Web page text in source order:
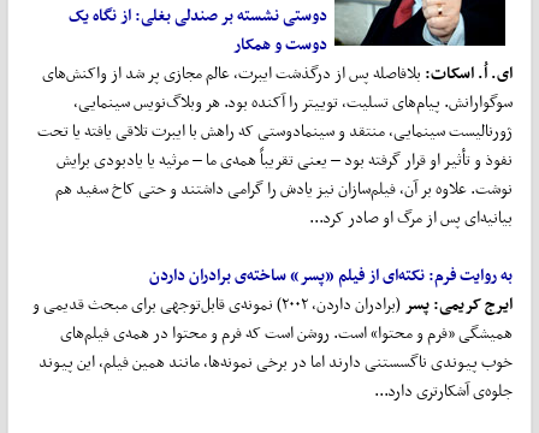
دوستی نشسته بر صندلی بغلی:از نگاه یک
دوست و همکار
ای. اُ. اسکات:بلافاصله پس از درگذشت ایبرت، عالم مجازی پر شد از واکنش‌های
سوگوارانش. پیام‌های تسلیت، توییتر را آکنده بود. هر وبلاگ‌نویس سینمایی،
ژورنالیست سینمایی، منتقد و سینمادوستی که راهش با ایبرت تلاقی یافته یا تحت
نفوذ و تأثیر او قرار گرفته بود – یعنی تقریباً‌ همه‌ی ما – مرثیه یا یادبودی برایش
نوشت. علاوه بر آن، فیلم‌سازان نیز یادش را گرامی داشتند و حتی کاخ سفید هم
بیانیه‌ای پس از مرگ او صادر کرد...
به روایت فرم:نکتهای از فیلم «پسر» ساخته‌ی برادران داردن
ایرج کریمی:پسر
(برادران داردن، ۲۰۰۲) نمونه‌ی قابل‌توجهی برای مبحث قدیمی و
همیشگی «فرم و محتوا» است. روشن است که فرم و محتوا در همه‌ی فیلم‌های
خوب پیوندی ناگسستنی دارند اما در برخی نمونه‌ها، مانند همین فیلم، این پیوند
جلوه‌ی آشکارتری دارد...